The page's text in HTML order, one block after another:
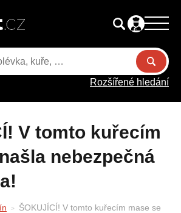
Rozšířené hledání
nebezpečná
ŠOKUJÍCÍ! V tomto kuřecím mase se